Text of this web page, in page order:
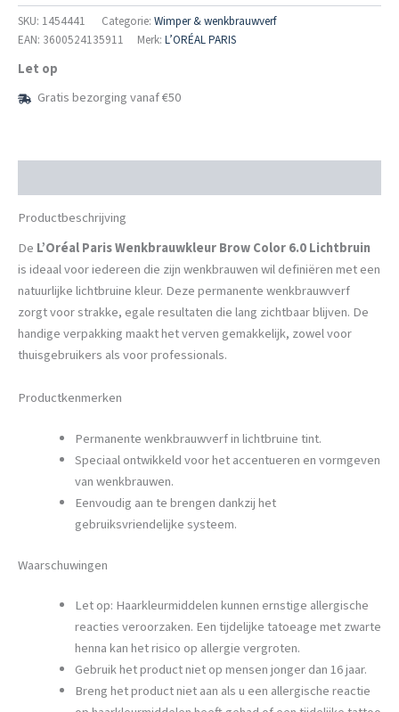
Brow
Color
Lichtbruin
aantal
SKU: 1454441 Categorie: Wimper & wenkbrauwverf
EAN: 3600524135911
Merk: L’ORÉAL PARIS
Let op
Gratis bezorging vanaf €50
Productbeschrijving
De L’Oréal Paris Wenkbrauwkleur Brow Color 6.0 Lichtbruin
is ideaal voor iedereen die zijn wenkbrauwen wil definiëren met een
natuurlijke lichtbruine kleur. Deze permanente wenkbrauwverf
zorgt voor strakke, egale resultaten die lang zichtbaar blijven. De
handige verpakking maakt het verven gemakkelijk, zowel voor
thuisgebruikers als voor professionals.
Productkenmerken
Permanente wenkbrauwverf in lichtbruine tint.
Speciaal ontwikkeld voor het accentueren en vormgeven
van wenkbrauwen.
Eenvoudig aan te brengen dankzij het
gebruiksvriendelijke systeem.
Waarschuwingen
Let op: Haarkleurmiddelen kunnen ernstige allergische
reacties veroorzaken. Een tijdelijke tatoeage met zwarte
henna kan het risico op allergie vergroten.
Gebruik het product niet op mensen jonger dan 16 jaar.
Breng het product niet aan als u een allergische reactie